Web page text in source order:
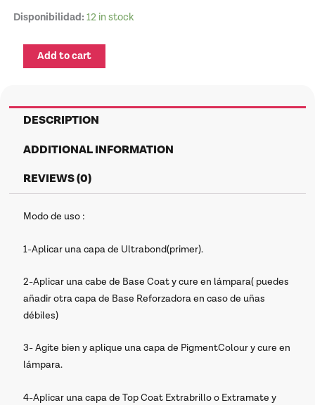
Disponibilidad: 12 in stock
PIGMENT
AZUL
quantity
Add to cart
DESCRIPTION
ADDITIONAL INFORMATION
REVIEWS (0)
Modo de uso :
1-Aplicar una capa de Ultrabond(primer).
2-Aplicar una cabe de Base Coat y cure en lámpara( puedes
añadir otra capa de Base Reforzadora en caso de uñas
débiles)
3- Agite bien y aplique una capa de PigmentColour y cure en
lámpara.
4-Aplicar una capa de Top Coat Extrabrillo o Extramate y